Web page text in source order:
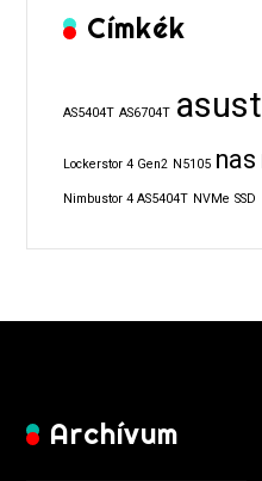
Címkék
AS5404T AS6704T
Lockerstor 4 Gen2 N5105 nas
Nimbustor 4 AS5404T NVMe SSD
Archívum